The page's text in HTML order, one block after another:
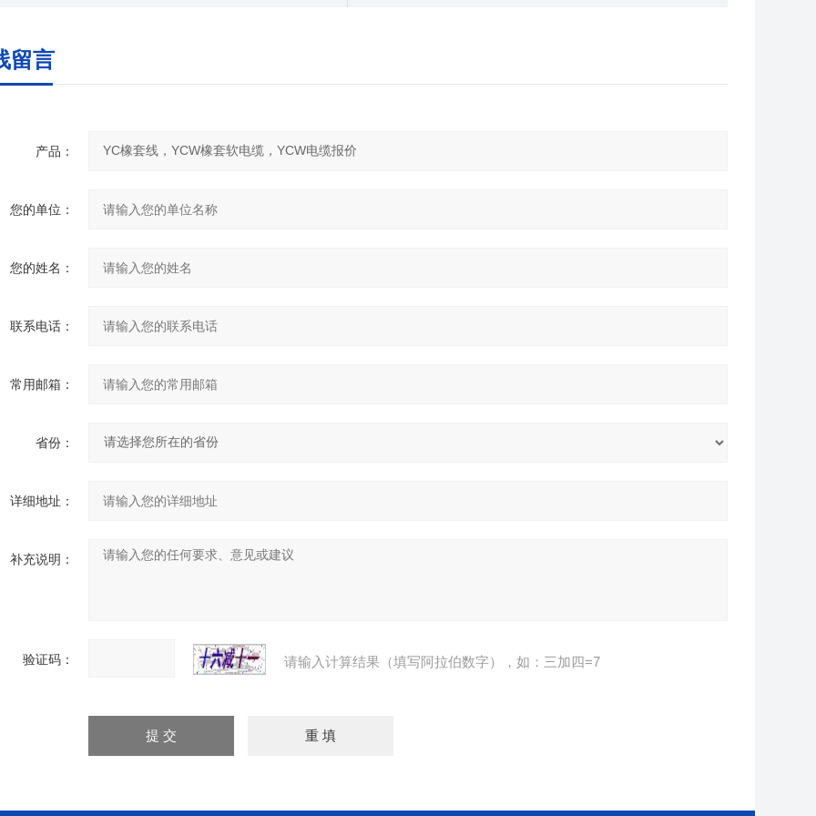
留言
产品：
您的单位：
您的姓名：
联系电话：
常用邮箱：
省份：
详细地址：
补充说明：
验证码： 请输入计算结果（填写阿拉伯数字），如：三加四=7